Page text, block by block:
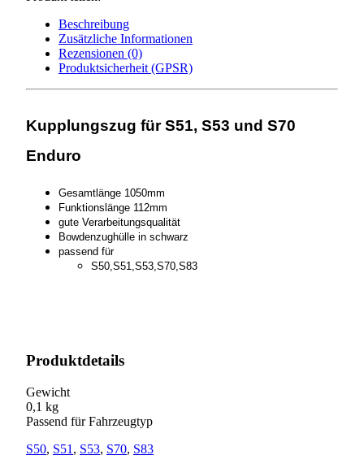
Beschreibung
Zusätzliche Informationen
Rezensionen (0)
Produktsicherheit (GPSR)
Kupplungszug für S51, S53 und S70
Enduro
Gesamtlänge 1050mm
Funktionslänge 112mm
gute Verarbeitungsqualität
Bowdenzughülle in schwarz
passend für
S50,S51,S53,S70,S83
Produktdetails
Gewicht
0,1 kg
Passend für Fahrzeugtyp
S50, S51 , S53, S70, S83